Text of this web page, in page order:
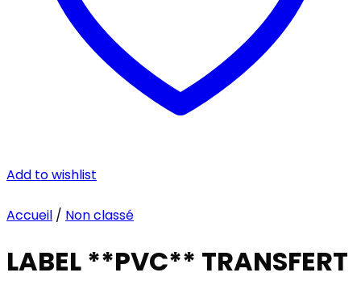
Add to wishlist
Accueil / Non classé
LABEL **PVC** TRANSFERT